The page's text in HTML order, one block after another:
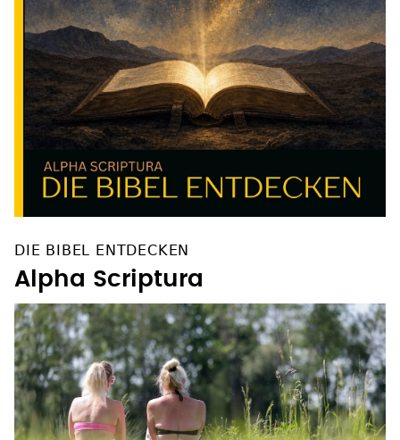
DIE BIBEL ENTDECKEN
Alpha Scriptura